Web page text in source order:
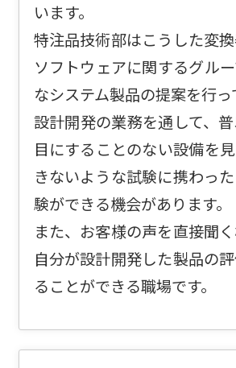
います。
特注品技術部はこうした変換
ソフトウェアに関するグル
なシステム製品の提案を行っ
設計開発の業務を通して、
目にすることのない設備を
きないような試験に携わっ
験ができる機会があります。
また、お客様の声を直接聞く
自分が設計開発した製品の
ることができる職場です。